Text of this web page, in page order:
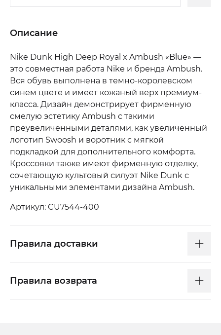
Описание
Nike Dunk High Deep Royal x Ambush «Blue» —
это совместная работа Nike и бренда Ambush.
Вся обувь выполнена в темно-королевском
синем цвете и имеет кожаный верх премиум-
класса. Дизайн демонстрирует фирменную
смелую эстетику Ambush с такими
преувеличенными деталями, как увеличенный
логотип Swoosh и воротник с мягкой
подкладкой для дополнительного комфорта.
Кроссовки также имеют фирменную отделку,
сочетающую культовый силуэт Nike Dunk с
уникальными элементами дизайна Ambush.
Артикул: CU7544-400
Правила доставки
Правила возврата